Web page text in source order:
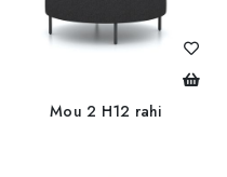
Mou 2 H12 rahi